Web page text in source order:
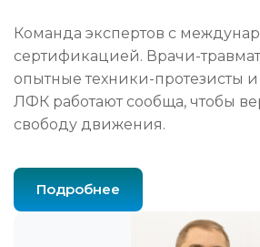
Команда экспертов с
сертификацией. Врачи-
опытные техники-протезисты
ЛФК работают сообща, чтобы
свободу движения.
Подробнее